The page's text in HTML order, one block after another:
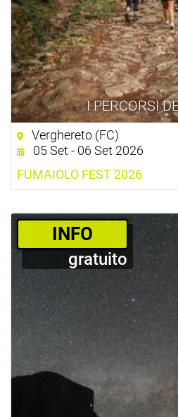
I PERCORSI
Verghereto (FC)
05 Set - 06 Set 2026
FUMAIOLO FEST 2026
­INFO
gratuito